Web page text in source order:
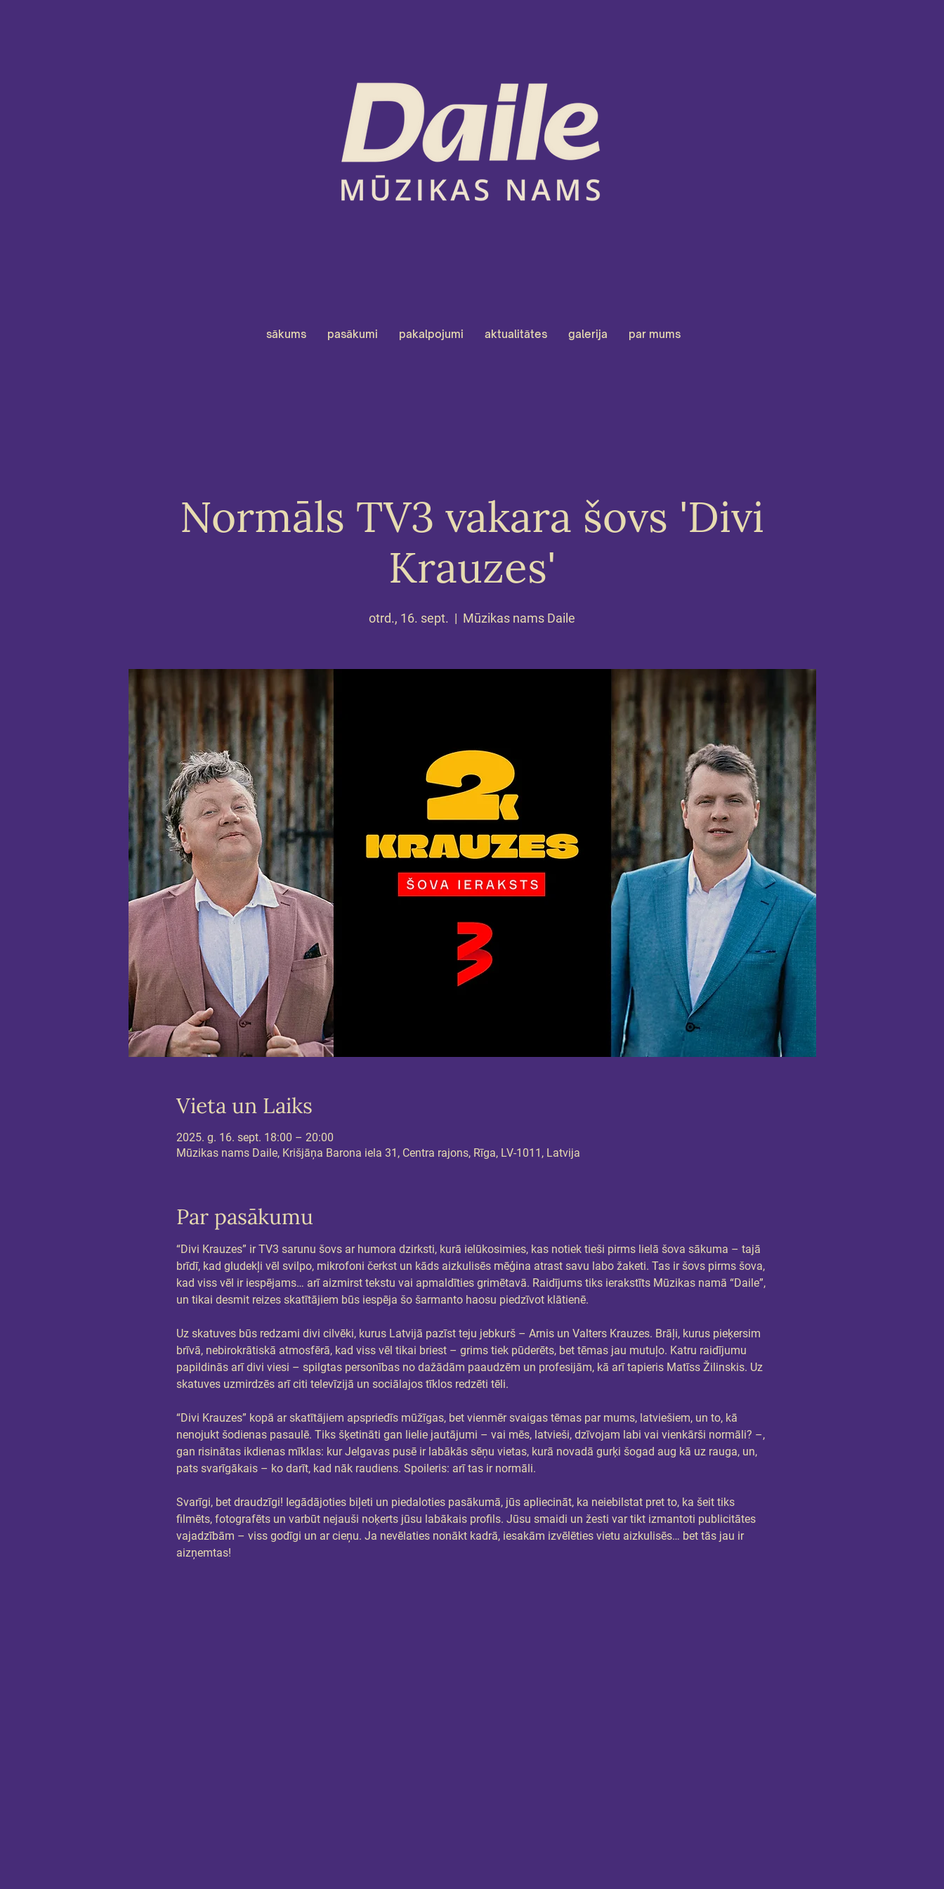
sākums pasākumi pakalpojumi aktualitātes galerija par mums
Normāls TV3 vakara šovs 'Divi
Krauzes'
otrd., 16. sept.
  |
Mūzikas nams Daile
Vieta un Laiks
2025. g. 16. sept. 18:00 – 20:00
Mūzikas nams Daile, Krišjāņa Barona iela 31, Centra rajons, Rīga, LV-1011, Latvija
Par pasākumu
“Divi Krauzes” ir TV3 sarunu šovs ar humora dzirksti, kurā ielūkosimies, kas notiek tieši pirms lielā šova sākuma – tajā
brīdī, kad gludekļi vēl svilpo, mikrofoni čerkst un kāds aizkulisēs mēģina atrast savu labo žaketi. Tas ir šovs pirms šova,
kad viss vēl ir iespējams… arī aizmirst tekstu vai apmaldīties grimētavā. Raidījums tiks ierakstīts Mūzikas namā “Daile”,
un tikai desmit reizes skatītājiem būs iespēja šo šarmanto haosu piedzīvot klātienē.
Uz skatuves būs redzami divi cilvēki, kurus Latvijā pazīst teju jebkurš – Arnis un Valters Krauzes. Brāļi, kurus pieķersim
brīvā, nebirokrātiskā atmosfērā, kad viss vēl tikai briest – grims tiek pūderēts, bet tēmas jau mutuļo. Katru raidījumu
papildinās arī divi viesi – spilgtas personības no dažādām paaudzēm un profesijām, kā arī tapieris Matīss Žilinskis. Uz
skatuves uzmirdzēs arī citi televīzijā un sociālajos tīklos redzēti tēli.
“Divi Krauzes” kopā ar skatītājiem apspriedīs mūžīgas, bet vienmēr svaigas tēmas par mums, latviešiem, un to, kā
nenojukt šodienas pasaulē. Tiks šķetināti gan lielie jautājumi – vai mēs, latvieši, dzīvojam labi vai vienkārši normāli? –,
gan risinātas ikdienas mīklas: kur Jelgavas pusē ir labākās sēņu vietas, kurā novadā gurķi šogad aug kā uz rauga, un,
pats svarīgākais – ko darīt, kad nāk raudiens. Spoileris: arī tas ir normāli.
Svarīgi, bet draudzīgi! Iegādājoties biļeti un piedaloties pasākumā, jūs apliecināt, ka neiebilstat pret to, ka šeit tiks
filmēts, fotografēts un varbūt nejauši noķerts jūsu labākais profils. Jūsu smaidi un žesti var tikt izmantoti publicitātes
vajadzībām – viss godīgi un ar cieņu. Ja nevēlaties nonākt kadrā, iesakām izvēlēties vietu aizkulisēs… bet tās jau ir
aizņemtas!